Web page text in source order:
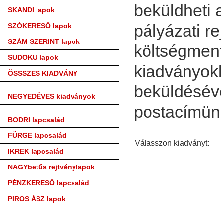
SKANDI lapok
SZÓKERESŐ lapok
SZÁM SZERINT lapok
SUDOKU lapok
ÖSSSZES KIADVÁNY
NEGYEDÉVES kiadványok
BODRI lapcsalád
FÜRGE lapcsalád
IKREK lapcsalád
NAGYbetűs rejtvénylapok
PÉNZKERESŐ lapcsalád
PIROS ÁSZ lapok
beküldheti
pályázati
Válasszon kiadványt: